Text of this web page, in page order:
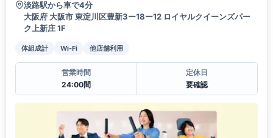
淡路駅から車で4分
大阪府 大阪市 東淀川区豊新3ー18ー12 ロイヤルクイーンズパー
ク上新庄 1F
体組成計 Wi-Fi 他店舗利用
営業時間
24:00間
定休日
要確認